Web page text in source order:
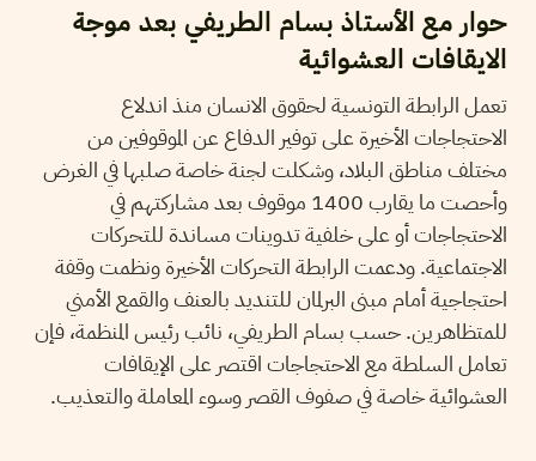
حوار مع الأستاذ بسام الطريفي بعد موجة
الايقافات العشوائية
تعمل الرابطة التونسية لحقوق الانسان منذ اندلاع
الاحتجاجات الأخيرة على توفير الدفاع عن الموقوفين من
مختلف مناطق البلاد، وشكلت لجنة خاصة صلبها في الغرض
وأحصت ما يقارب 1400 موقوف بعد مشاركتهم في
الاحتجاجات أو على خلفية تدوينات مساندة للتحركات
الاجتماعية. ودعمت الرابطة التحركات الأخيرة ونظمت وقفة
احتجاجية أمام مبنى البرلمان للتنديد بالعنف والقمع الأمني
للمتظاهرين. حسب بسام الطريفي، نائب رئيس المنظمة، فإن
تعامل السلطة مع الاحتجاجات اقتصر على الإيقافات
العشوائية خاصة في صفوف القصر وسوء المعاملة والتعذيب.